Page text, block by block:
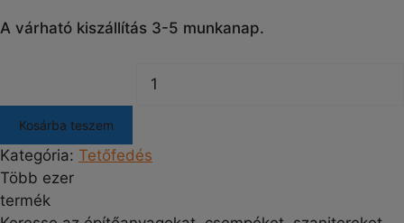
A várható kiszállítás 3-5 munkanap.
Kosárba teszem
Kategória: Tetőfedés
Több ezer
termék